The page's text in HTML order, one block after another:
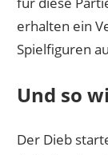
erhalten ein
Spielfiguren
Und so
Der Dieb